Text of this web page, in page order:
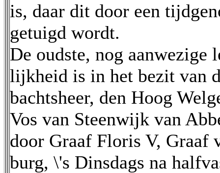
is, daar dit door een
getuigd wordt.
De oudste, nog aanwezige
lijkheid is in het bezit van
bachtsheer, den Hoog
Vos van Steenwijk van
door Graaf Floris V, Graaf
burg, \'s Dinsdags na